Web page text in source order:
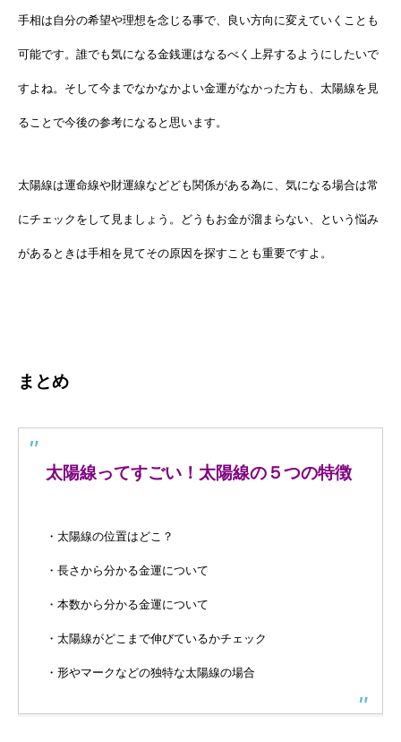
手相は自分の希望や理想を念じる事で、良い方向に変えていくことも
可能です。誰でも気になる金銭運はなるべく上昇するようにしたいで
すよね。そして今までなかなかよい金運がなかった方も、太陽線を見
ることで今後の参考になると思います。
太陽線は運命線や財運線などども関係がある為に、気になる場合は常
にチェックをして見ましょう。どうもお金が溜まらない、という悩み
があるときは手相を見てその原因を探すことも重要ですよ。
まとめ
太陽線ってすごい！太陽線の５つの特徴
・太陽線の位置はどこ？
・長さから分かる金運について
・本数から分かる金運について
・太陽線がどこまで伸びているかチェック
・形やマークなどの独特な太陽線の場合